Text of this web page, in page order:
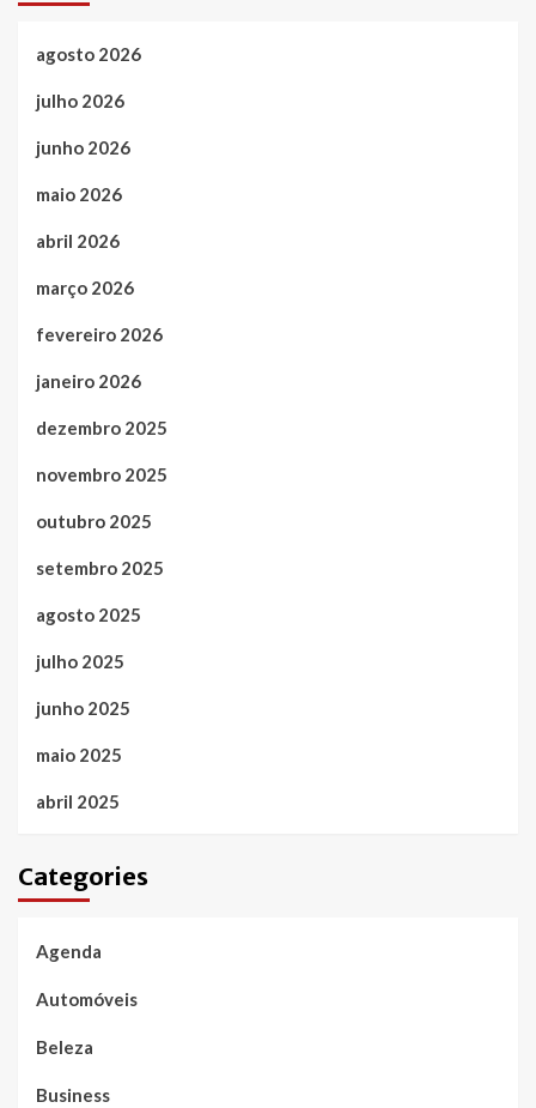
agosto 2026
julho 2026
junho 2026
maio 2026
abril 2026
março 2026
fevereiro 2026
janeiro 2026
dezembro 2025
novembro 2025
outubro 2025
setembro 2025
agosto 2025
julho 2025
junho 2025
maio 2025
abril 2025
Categories
Agenda
Automóveis
Beleza
Business